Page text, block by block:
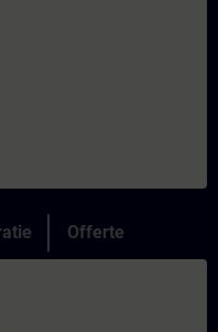
Offerte